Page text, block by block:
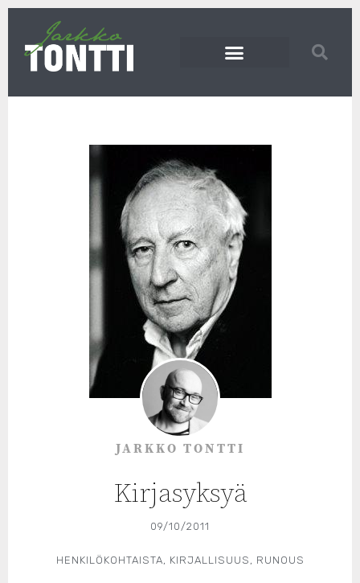
JARKKO TONTTI
Kirjasyksyä
09/10/2011
HENKILÖKOHTAISTA, KIRJALLISUUS , RUNOUS